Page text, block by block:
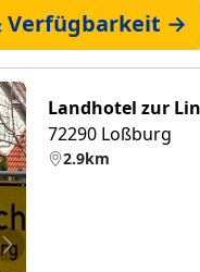
Verfügbarkeit →
Weiter
Landhotel zur
72290 Loßburg
2.9km